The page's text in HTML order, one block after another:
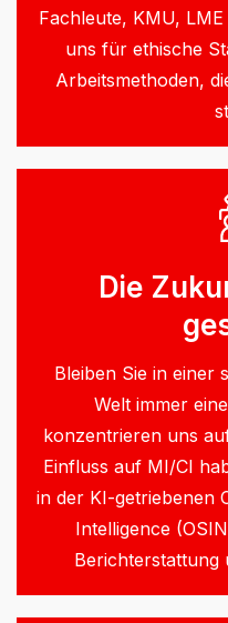
Fachleute, KMU,
uns für ethische
Arbeitsmethoden,
Die
Bleiben Sie in einer
Welt immer
konzentrieren uns
Einfluss auf MI/CI
in der KI-getriebenen
Intelligence
Berichterstattung